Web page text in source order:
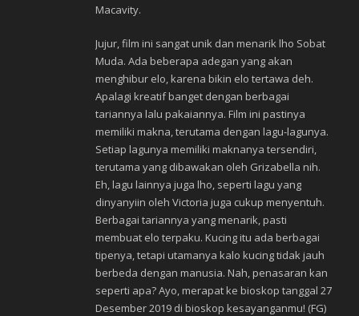
Macavity.
Jujur, film ini sangat unik dan menarik lho Sobat
Muda. Ada beberapa adegan yang akan
menghibur elo, karena bikin elo tertawa deh.
Apalagi kreatif banget dengan berbagai
tariannya lalu pakaiannya. Film ini pastinya
memiliki makna, terutama dengan lagu-lagunya.
Setiap lagunya memiliki maknanya tersendiri,
terutama yang dibawakan oleh Grizabella nih.
Eh, lagu lainnya juga lho, seperti lagu yang
dinyanyiin oleh Victoria juga cukup menyentuh.
Berbagai tariannya yang menarik, pasti
membuat elo terpaku. Kucing itu ada berbagai
tipenya, tetapi utamanya kalo kucing tidak jauh
berbeda dengan manusia. Nah, penasaran kan
seperti apa? Ayo, merapat ke bioskop tanggal 27
Desember 2019 di bioskop kesayanganmu! (FG)